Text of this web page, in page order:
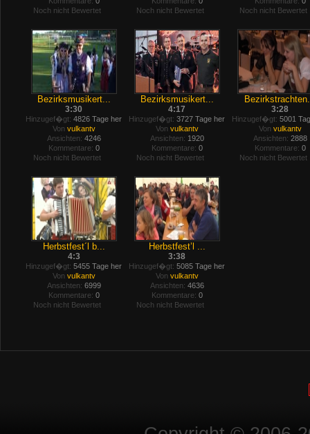
Noch nicht Bewertet
Noch nicht Bewertet
Noch nicht Bewertet
Bezirksmusikert...
3:30
Hinzugef�gt: 4826 Tage her
Von vulkantv
Ansichten: 4246
Kommentare: 0
Noch nicht Bewertet
Bezirksmusikert...
4:17
Hinzugef�gt: 3727 Tage her
Von vulkantv
Ansichten: 1920
Kommentare: 0
Noch nicht Bewertet
3:28
Hinzugef�gt: 5001
Von vulkantv
Ansichten: 2888
Kommentare: 0
Noch nicht Bewertet
Herbstfest´l b...
4:3
Hinzugef�gt: 5455 Tage her
Von vulkantv
Ansichten: 6999
Kommentare: 0
Noch nicht Bewertet
Herbstfest’l ...
3:38
Hinzugef�gt: 5085 Tage her
Von vulkantv
Ansichten: 4636
Kommentare: 0
Noch nicht Bewertet